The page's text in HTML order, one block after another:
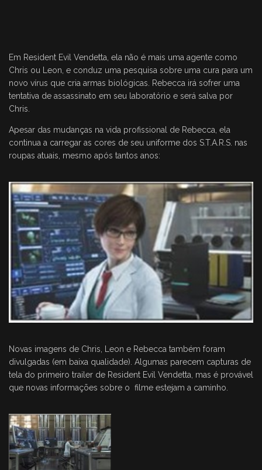
Em Resident Evil Vendetta, ela não é mais uma agente como
Chris ou Leon, e conduz uma pesquisa sobre uma cura para um
novo vírus que cria armas biológicas. Rebecca irá sofrer uma
tentativa de assassinato em seu laboratório e será salva por
Chris.
Apesar das mudanças na vida profissional de Rebecca, ela
continua a carregar as cores de seu uniforme dos S.T.A.R.S. nas
roupas atuais, mesmo após tantos anos:
Novas imagens de Chris, Leon e Rebecca também foram
divulgadas (em baixa qualidade). Algumas parecem capturas de
tela do primeiro trailer de Resident Evil Vendetta, mas é provável
que novas informações sobre o filme estejam a caminho.